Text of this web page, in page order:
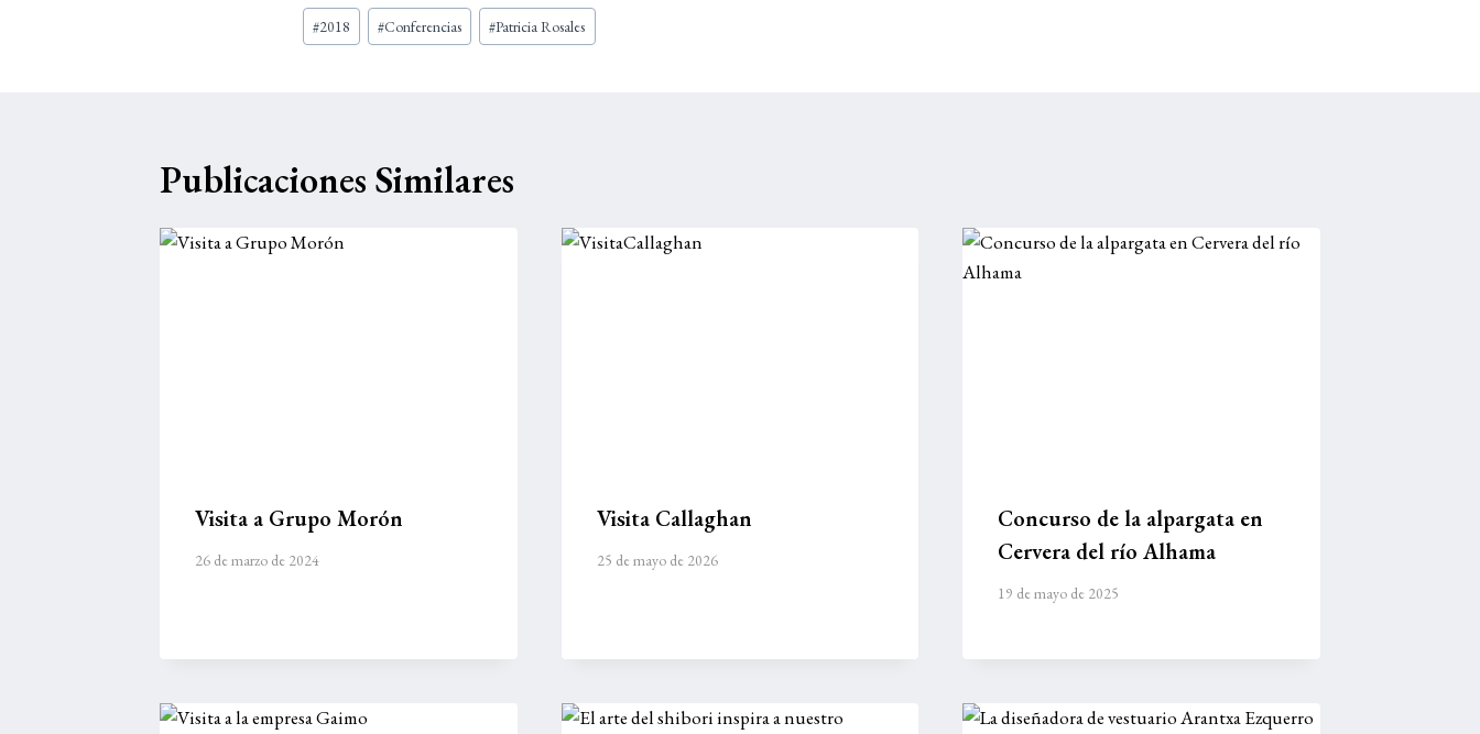
Etiquetas
de
#2018 #Conferencias #Patricia Rosales
Publicaciones Similares
Visita a Grupo Morón
26 de marzo de 2024
Visita Callaghan
25 de mayo de 2026
Concurso de la alpargata en
Cervera del río Alhama
19 de mayo de 2025